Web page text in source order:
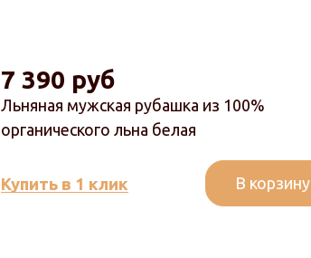
Льняная мужская рубашка из 100%
органического льна белая
7 390 руб
Купить в 1 клик В корзину